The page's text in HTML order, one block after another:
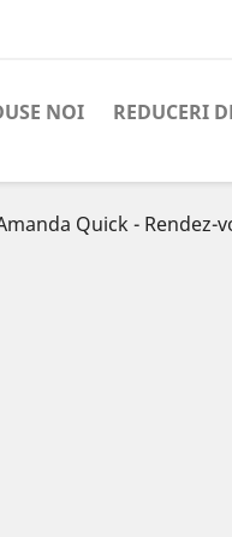
NOI REDUCERI
Quick - Rendez-